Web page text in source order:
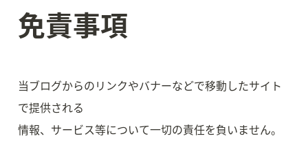
免責事項
当ブログからのリンクやバナーなどで移動したサイト
で提供される
情報、サービス等について一切の責任を負いません。